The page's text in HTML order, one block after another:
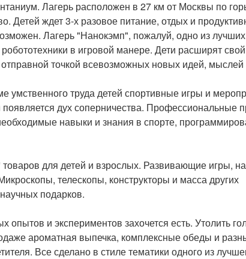
Лагерь расположен в 27 км от Москвы по
Детей ждет 3-х разовое питание, отдых и
Лагерь "Нанокэмп", пожалуй, одно из лучших
в игровой манере. Дети расширят свой
точкой всевозможных новых идей, мыслей
умственного труда детей спортивные игры и
появляется дух соперничества. Профессиональные
навыки и знания в спорте,
для детей и взрослых. Развивающие игры,
телескопы, конструкторы и масса других
подарков.
опытов и экспериментов захочется есть. Утолить
ароматная выпечка, комплексные обеды и
Все сделано в стиле тематики одного из